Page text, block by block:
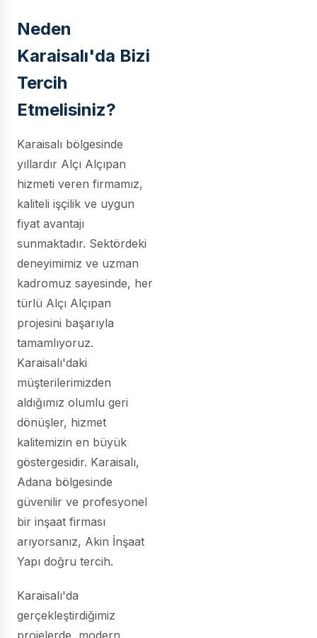
Neden
Karaisalı'da Bizi
Tercih
Etmelisiniz?
Karaisalı bölgesinde
yıllardır Alçı Alçıpan
hizmeti veren firmamız,
kaliteli işçilik ve uygun
fiyat avantajı
sunmaktadır. Sektördeki
deneyimimiz ve uzman
kadromuz sayesinde, her
türlü Alçı Alçıpan
projesini başarıyla
tamamlıyoruz.
Karaisalı'daki
müşterilerimizden
aldığımız olumlu geri
dönüşler, hizmet
kalitemizin en büyük
göstergesidir. Karaisalı,
Adana bölgesinde
güvenilir ve profesyonel
bir inşaat firması
arıyorsanız, Akin İnşaat
Yapı doğru tercih.
Karaisalı'da
gerçekleştirdiğimiz
projelerde, modern